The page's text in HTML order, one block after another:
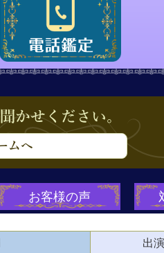
出
お客様の声